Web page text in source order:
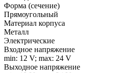
Форма (сечение)
Прямоугольный
Материал корпуса
Металл
Электрические
Входное напряжение
min: 12 V; max: 24 V
Выходное напряжение